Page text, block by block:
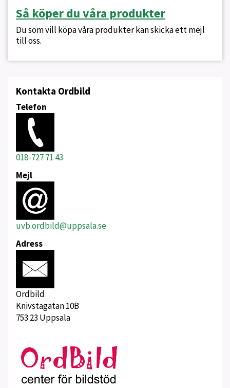
Så köper du våra produkter
Du som vill köpa våra produkter kan skicka ett mejl
till oss.
Kontakta Ordbild
Telefon
018-727 71 43
Mejl
uvb.ordbild@uppsala.se
Adress
Ordbild
Knivstagatan 10B
753 23 Uppsala